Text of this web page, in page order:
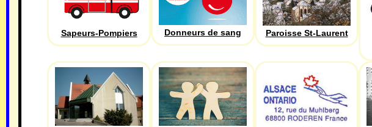
Sapeurs-Pompiers Donneurs de sang Paroisse St-Laurent